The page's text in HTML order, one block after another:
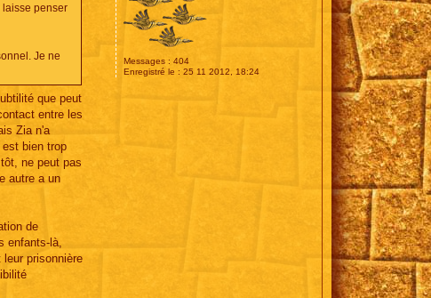
Messages : 404
Enregistré le : 25 11 2012, 18:24
laisse penser
Je ne
que peut
entre les
Zia n'a
bien trop
ne peut pas
autre a un
de
enfants-là,
prisonnière